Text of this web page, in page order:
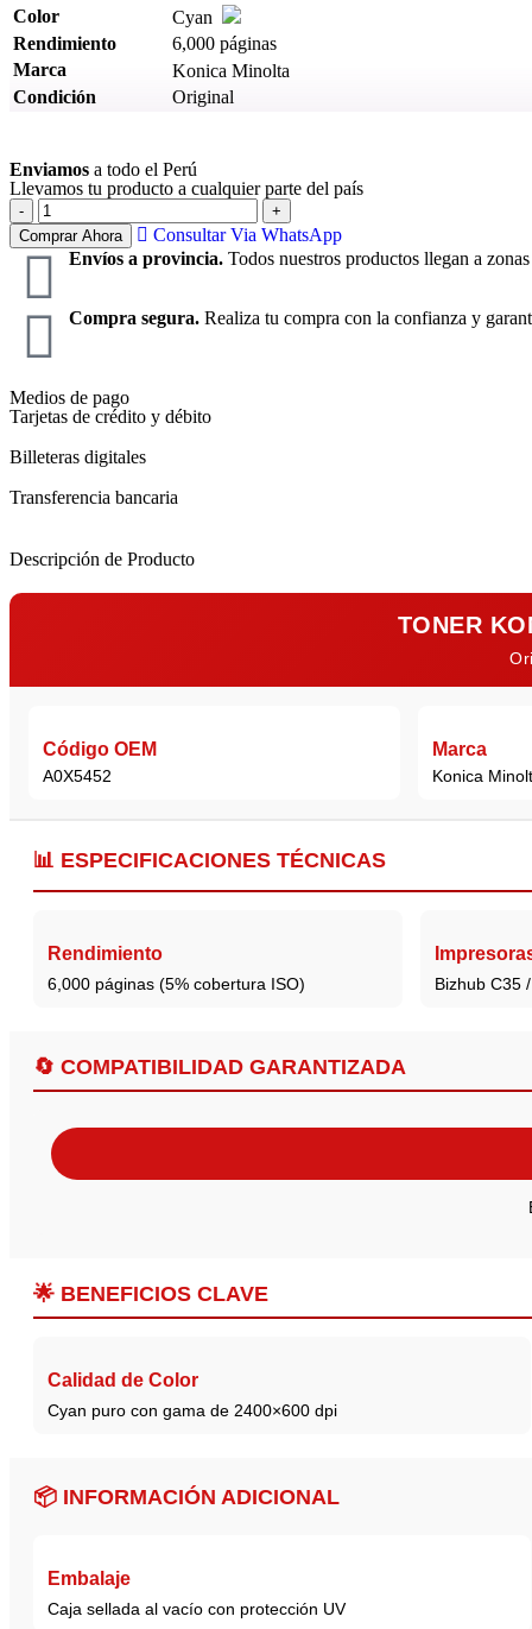
Color
Cyan
Rendimiento
6,000 páginas
Marca
Konica Minolta
Condición
Original
Enviamos a todo el Perú
Llevamos tu producto a cualquier parte del país
Comprar Ahora
Consultar Via WhatsApp
Envíos a provincia. Todos nuestros productos llegan a
Compra segura. Realiza tu compra con la confianza y
Medios de pago
Tarjetas de crédito y débito
Billeteras digitales
Transferencia bancaria
Descripción de Producto
TONER
Código OEM
A0X5452
Marca
Konica
📊 ESPECIFICACIONES TÉCNICAS
Rendimiento
6,000 páginas (5% cobertura ISO) Bizhub C35
🔄 COMPATIBILIDAD GARANTIZADA
🌟 BENEFICIOS CLAVE
Calidad de Color
Cyan puro con gama de 2400×600 dpi
📦 INFORMACIÓN ADICIONAL
Embalaje
Caja sellada al vacío con protección UV